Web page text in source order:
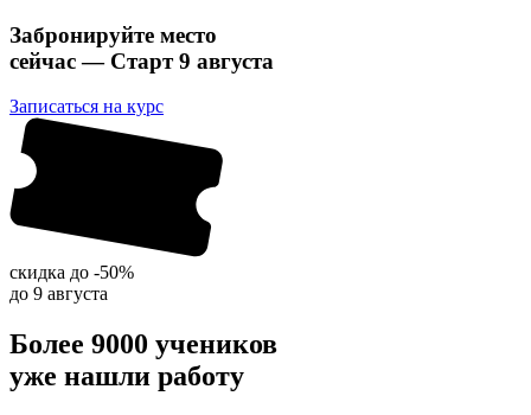
Забронируйте место
сейчас — Старт 9 августа
Записаться на курс
скидка до -50%
до 9 августа
Более 9000 учеников
уже нашли работу